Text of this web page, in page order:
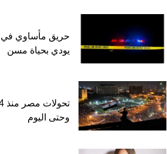
حريق مأساوي في
يودي بحياة مسن
وحتى اليوم